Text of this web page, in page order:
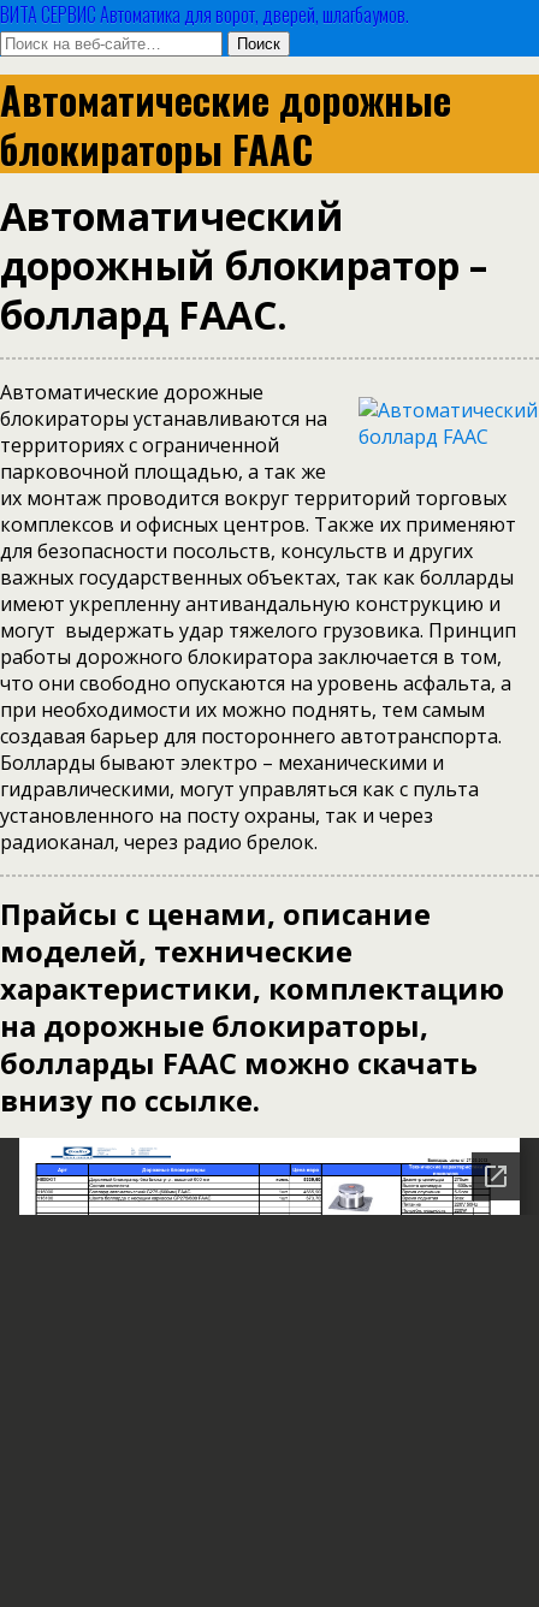
ВИТА СЕРВИС Автоматика для ворот, дверей, шлагбаумов.
Автоматические дорожные
блокираторы FAAC
Автоматический
дорожный блокиратор –
боллард FAAC.
Автоматические дорожные
блокираторы устанавливаются на
территориях с ограниченной
парковочной площадью, а так же
их монтаж проводится вокруг территорий торговых
комплексов и офисных центров. Также их применяют
для безопасности посольств, консульств и других
важных государственных объектах, так как болларды
имеют укрепленну антивандальную конструкцию и
могут выдержать удар тяжелого грузовика. Принцип
работы дорожного блокиратора заключается в том,
что они свободно опускаются на уровень асфальта, а
при необходимости их можно поднять, тем самым
создавая барьер для постороннего автотранспорта.
Болларды бывают электро – механическими и
гидравлическими, могут управляться как с пульта
установленного на посту охраны, так и через
радиоканал, через радио брелок.
Прайсы с ценами, описание
моделей, технические
характеристики, комплектацию
на дорожные блокираторы,
болларды FAAC можно скачать
внизу по ссылке.